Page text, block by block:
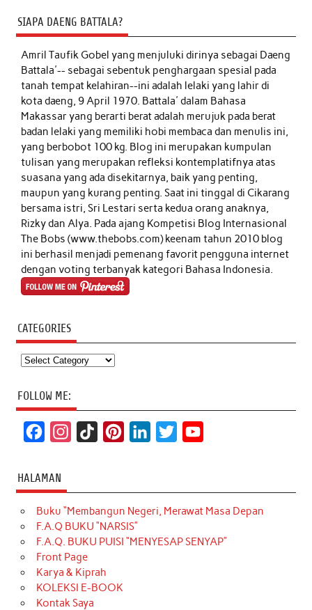
SIAPA DAENG BATTALA?
Amril Taufik Gobelyang menjuluki dirinya sebagai Daeng
Battala'-- sebagai sebentuk penghargaan spesial pada
tanah tempat kelahiran--ini adalah lelaki yang lahir di
kota daeng, 9 April 1970. Battala' dalam Bahasa
Makassar yang berarti berat adalah merujuk pada berat
badan lelaki yang memiliki hobi membaca dan menulis ini,
yang berbobot 100 kg. Blog ini merupakan kumpulan
tulisan yang merupakan refleksi kontemplatifnya atas
suasana yang ada disekitarnya, baik yang penting,
maupun yang kurang penting. Saat ini tinggal di Cikarang
bersama istri, Sri Lestari serta kedua orang anaknya,
Rizky dan Alya. Pada ajang Kompetisi Blog Internasional
The Bobs (www.thebobs.com) keenam tahun 2010 blog
ini berhasil menjadi pemenang favorit pengguna internet
dengan voting terbanyak kategori Bahasa Indonesia.
CATEGORIES
Categories
FOLLOW ME:
c
e
b
o
o
k
t
a
g
r
a
m
T
o
k
t
e
r
k
e
d
t
t
e
T
u
b
HALAMAN
Buku “Membangun Negeri, Merawat Masa Depan
F.A.Q BUKU “NARSIS”
F.A.Q. BUKU PUISI “MENYESAP SENYAP”
Front Page
Karya & Kiprah
KOLEKSI E-BOOK
Kontak Saya